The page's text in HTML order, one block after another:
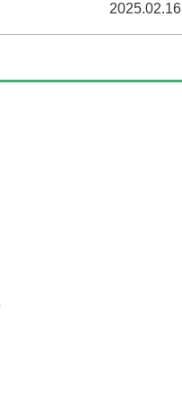
2025.02.16